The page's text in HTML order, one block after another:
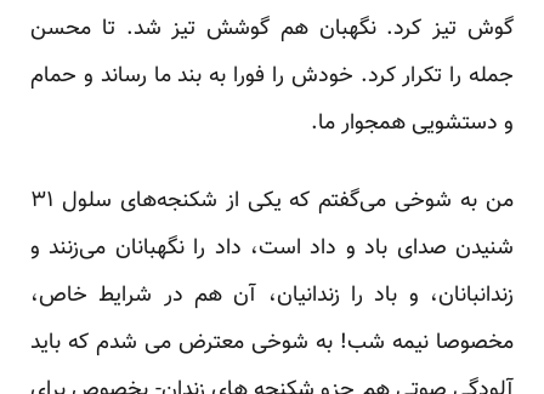
گوش تیز کرد. نگهبان هم گوشش تیز شد. تا محسن
جمله را تکرار کرد. خودش را فورا به بند ‌ما رساند و حمام
و دستشویی همجوار ما.
من به شوخی می‌گفتم که یکی از شکنجه‌های سلول ۳۱
شنیدن صدای باد و داد است، داد را نگهبانان می‌زنند و
زندانبانان، و باد را زندانیان، آن هم در شرایط خاص،
مخصوصا نیمه شب! به شوخی معترض می شدم که باید